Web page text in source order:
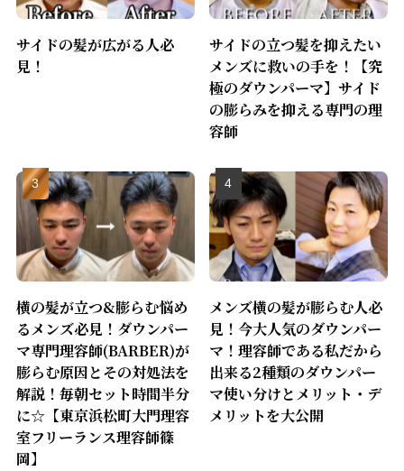
サイドの髪が広がる人必
見！
サイドの立つ髪を抑えたい
メンズに救いの手を！【究
極のダウンパーマ】サイド
の膨らみを抑える専門の理
容師
横の髪が立つ&膨らむ悩め
るメンズ必見！ダウンパー
マ専門理容師(BARBER)が
膨らむ原因とその対処法を
解説！毎朝セット時間半分
に☆【東京浜松町大門理容
室フリーランス理容師篠
岡】
メンズ横の髪が膨らむ人必
見！今大人気のダウンパー
マ！理容師である私だから
出来る2種類のダウンパー
マ使い分けとメリット・デ
メリットを大公開